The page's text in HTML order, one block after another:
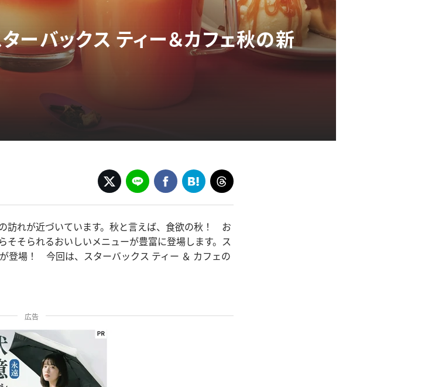
ーバックス ティー＆カフェ秋の新
訪れが近づいています。秋と言えば、食欲の秋！ お
そそられるおいしいメニューが豊富に登場します。ス
登場！ 今回は、スターバックス ティー ＆ カフェの
広告